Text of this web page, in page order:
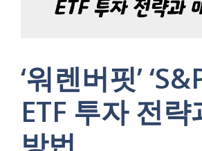
‘워렌버핏’
ETF 투자 전